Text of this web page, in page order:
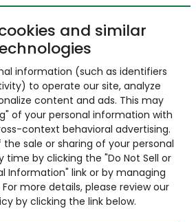
and similar
information (such as identifiers
to operate our site, analyze
content and ads. This may
of your personal information with
context behavioral advertising.
sale or sharing of your personal
by clicking the "Do Not Sell or
Information" link or by managing
more details, please review our
by clicking the link below.